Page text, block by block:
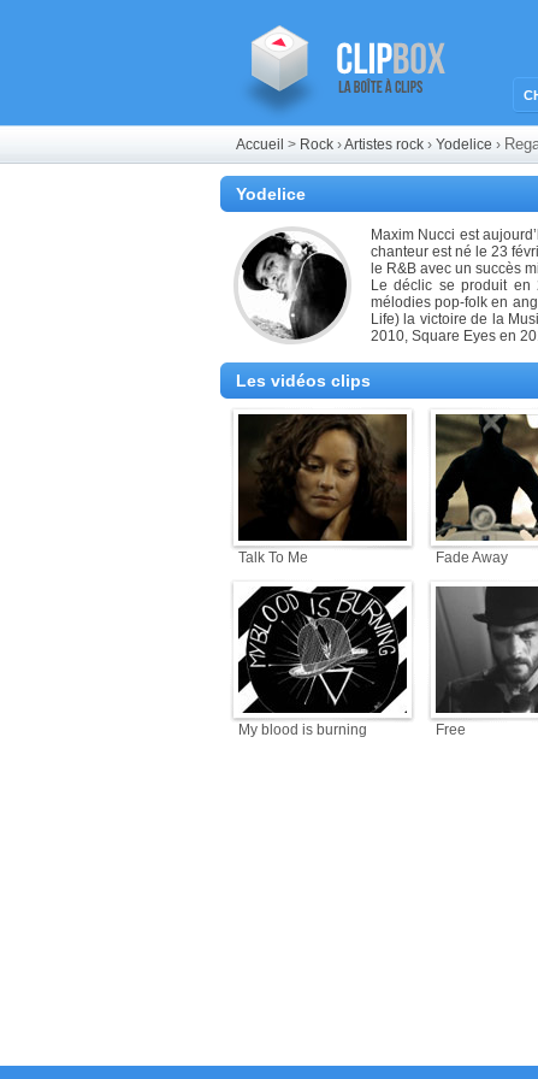
Accueil > Rock ›Artistes rock › Yodelice ›
Yodelice
Maxim Nucci est
chanteur est né le 23
le R&B avec un succès
Le déclic se produit en
mélodies pop-folk en
Life) la victoire de la
2010, Square Eyes en
Les vidéos clips
Talk To Me Fade Away
My blood is burning Free